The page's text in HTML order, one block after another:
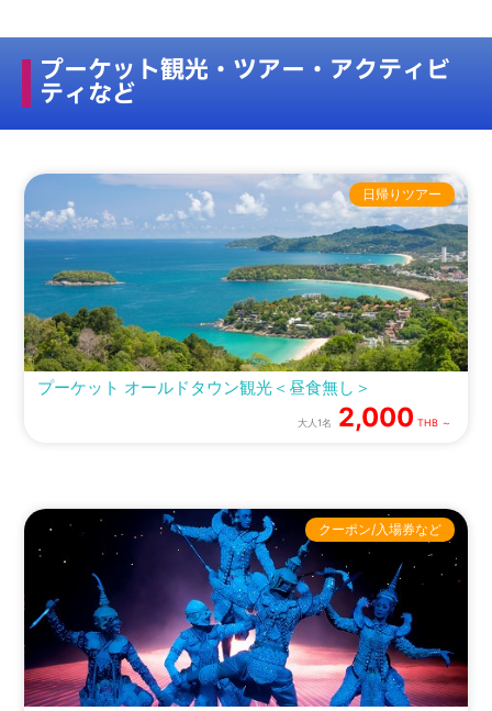
プーケット観光・ツアー・アクティビ
ティなど
プーケット オールドタウン観光＜昼食無し＞
日帰りツアー
大人1名 2,000 THB ～
クーポン/入場券など